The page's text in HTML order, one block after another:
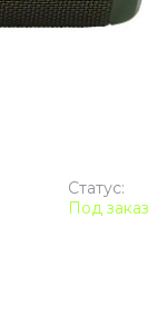
Статус:
Под заказ